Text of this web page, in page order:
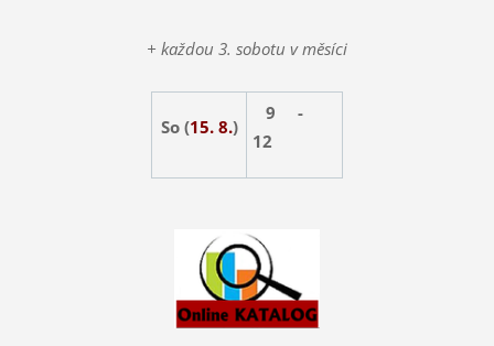
+ každou 3. sobotu v měsíci
So (15. 8.)
9 -
12